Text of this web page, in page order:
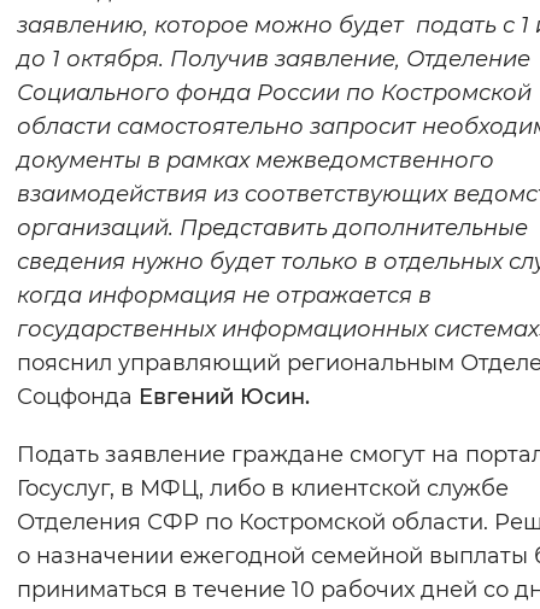
заявлению, которое можно будет подать с
до 1 октября. Получив заявление, Отделение
Социального фонда России по Костромской
области самостоятельно запросит
документы в рамках межведомственного
взаимодействия из соответствующих
организаций. Представить дополнительные
сведения нужно будет только в отдельных
когда информация не отражается в
государственных информационных
пояснил управляющий региональным
Соцфонда Евгений Юсин.
Подать заявление граждане смогут на
Госуслуг, в МФЦ, либо в клиентской службе
Отделения СФР по Костромской области.
о назначении ежегодной семейной выплаты
приниматься в течение 10 рабочих дней со